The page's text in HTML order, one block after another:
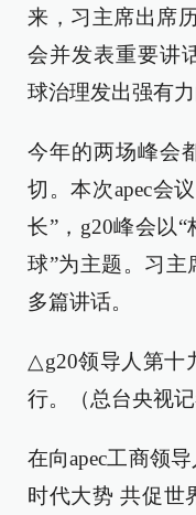
来，习主席出席
会并发表重要讲
球治理发出强有力
今年的两场峰会
切。本次apec会
长”，g20峰会以
球”为主题。习主
多篇讲话。
△g20领导人第十
行。（总台央视记
在向apec工商领
时代大势 共促世